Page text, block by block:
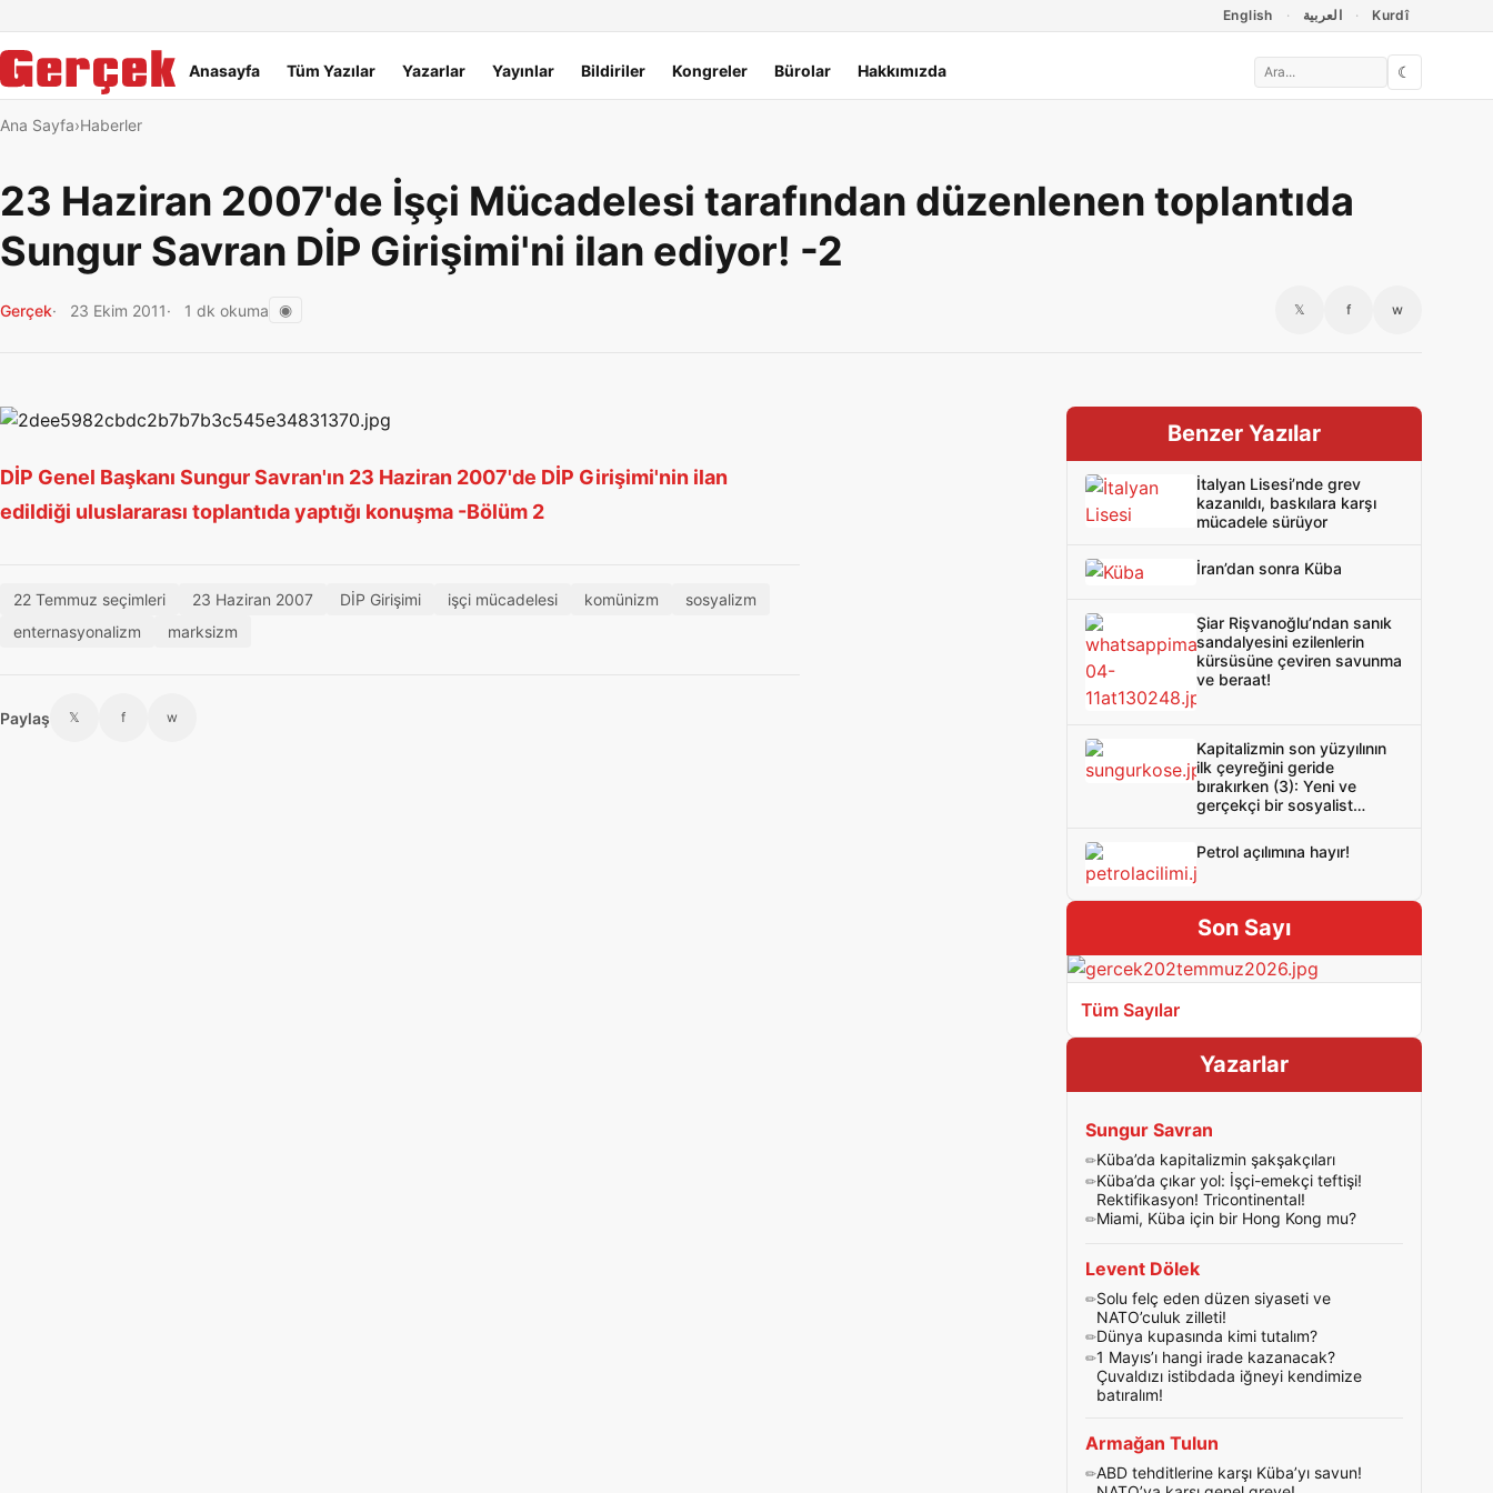
English العربية Kurdî
Ana menü
Anasayfa Tüm Yazılar Yazarlar Yayınlar Bildiriler Kongreler Bürolar Hakkımızda ☾
Ana Sayfa Haberler
23 Haziran 2007'de İşçi Mücadelesi tarafından düzenlenen toplantıda
Sungur Savran DİP Girişimi'ni ilan ediyor! -2
Gerçek 23 Ekim 2011 1 dk okuma ◉ 𝕏 f w
DİP Genel Başkanı Sungur Savran'ın 23 Haziran 2007'de DİP Girişimi'nin ilan
edildiği uluslararası toplantıda yaptığı konuşma -Bölüm 2
22 Temmuz seçimleri 23 Haziran 2007 DİP Girişimi işçi mücadelesi komünizm
sosyalizm
enternasyonalizm
marksizm
Paylaş 𝕏 f w
Benzer Yazılar
İtalyan Lisesi’nde grev
kazanıldı, baskılara karşı
mücadele sürüyor
İran’dan sonra Küba
Şiar Rişvanoğlu’ndan sanık
sandalyesini ezilenlerin
kürsüsüne çeviren savunma
ve beraat!
Kapitalizmin son yüzyılının
ilk çeyreğini geride
bırakırken (3): Yeni ve
gerçekçi bir sosyalist
Petrol açılımına hayır!
Son Sayı
Tüm Sayılar
Yazarlar
Sungur Savran
Küba’da kapitalizmin şakşakçıları
Küba’da çıkar yol: İşçi-emekçi teftişi!
Rektifikasyon! Tricontinental!
Miami, Küba için bir Hong Kong mu?
Levent Dölek
Solu felç eden düzen siyaseti ve
NATO’culuk zilleti!
Dünya kupasında kimi tutalım?
1 Mayıs’ı hangi irade kazanacak?
Çuvaldızı istibdada iğneyi kendimize
batıralım!
Armağan Tulun
ABD tehditlerine karşı Küba’yı savun!